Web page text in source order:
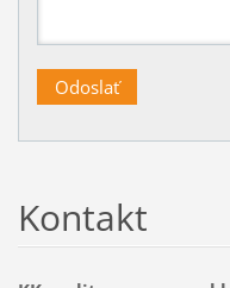
Kontakt